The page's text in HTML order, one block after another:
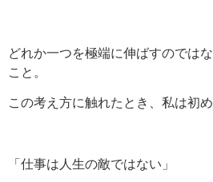
どれか一つを極端に伸ばすのでは
こと。
この考え方に触れたとき、私は初
「仕事は人生の敵ではない」